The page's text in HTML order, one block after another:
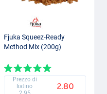
Fjuka Squeez-Ready
Method Mix (200g)
Prezzo di
listino
2.80